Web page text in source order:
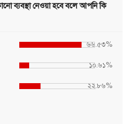
ব্যবস্থা নেওয়া হবে বলে আপনি কি
৬৬.৫৩%
১০.৬১%
২২.৮৬%